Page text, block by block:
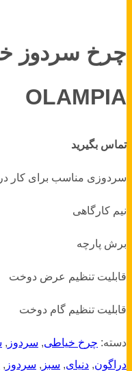
چرخ سردوز
OLAMPIA
تماس بگیرید
سردوزی مناسب برای کار
نیم کارگاهی
برش پارچه
قابلیت تنظیم عرض دوخت
قابلیت تنظیم گام دوخت
دسته: چرخ خیاطی, سردوز ,
دراگون, دنیای, سبز , سردوز ,